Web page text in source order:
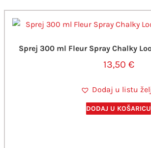
Sprej 300 ml Fleur Spray Chalky
13,50 €
Dodaj u listu
DODAJ U KOŠARICU